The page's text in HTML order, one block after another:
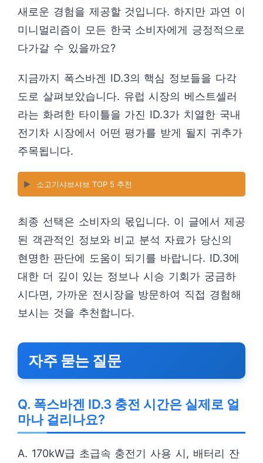
새로운 경험을 제공할 것입니다. 하지만 과연 이
미니멀리즘이 모든 한국 소비자에게 긍정적으로
다가갈 수 있을까요?
지금까지 폭스바겐 ID.3의 핵심 정보들을 다각
도로 살펴보았습니다. 유럽 시장의 베스트셀러
라는 화려한 타이틀을 가진 ID.3가 치열한 국내
전기차 시장에서 어떤 평가를 받게 될지 귀추가
주목됩니다.
▶️ 소고기샤브샤브 TOP 5 추천
최종 선택은 소비자의 몫입니다. 이 글에서 제공
된 객관적인 정보와 비교 분석 자료가 당신의
현명한 판단에 도움이 되기를 바랍니다. ID.3에
대한 더 깊이 있는 정보나 시승 기회가 궁금하
시다면, 가까운 전시장을 방문하여 직접 경험해
보시는 것을 추천합니다.
자주 묻는 질문
Q. 폭스바겐 ID.3 충전 시간은 실제로 얼
마나 걸리나요?
A. 170kW급 초급속 충전기 사용 시, 배터리 잔